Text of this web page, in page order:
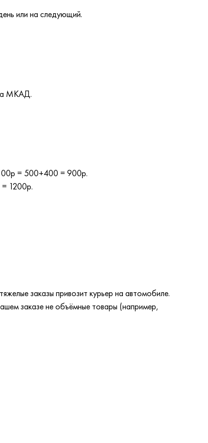
или на следующий.
МКАД.
= 500+400 = 900р.
1200р.
заказы привозит курьер на автомобиле.
заказе не объёмные товары (например,